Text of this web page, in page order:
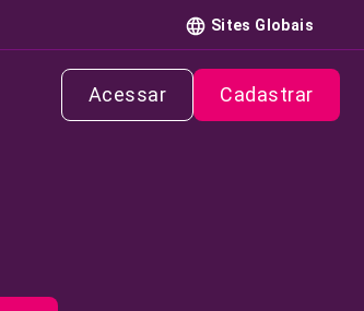
Sites Globais
Acessar Cadastrar